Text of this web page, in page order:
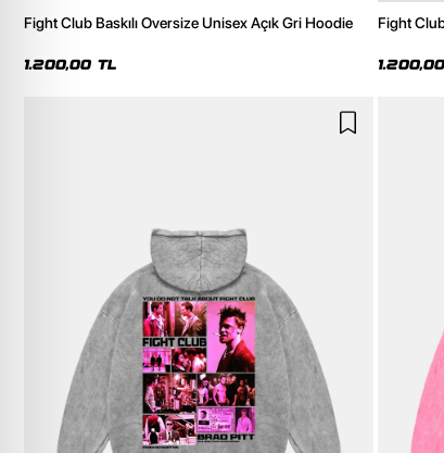
Fight Club Baskılı Oversize Unisex Açık Gri Hoodie
1.200,00 TL
Fight